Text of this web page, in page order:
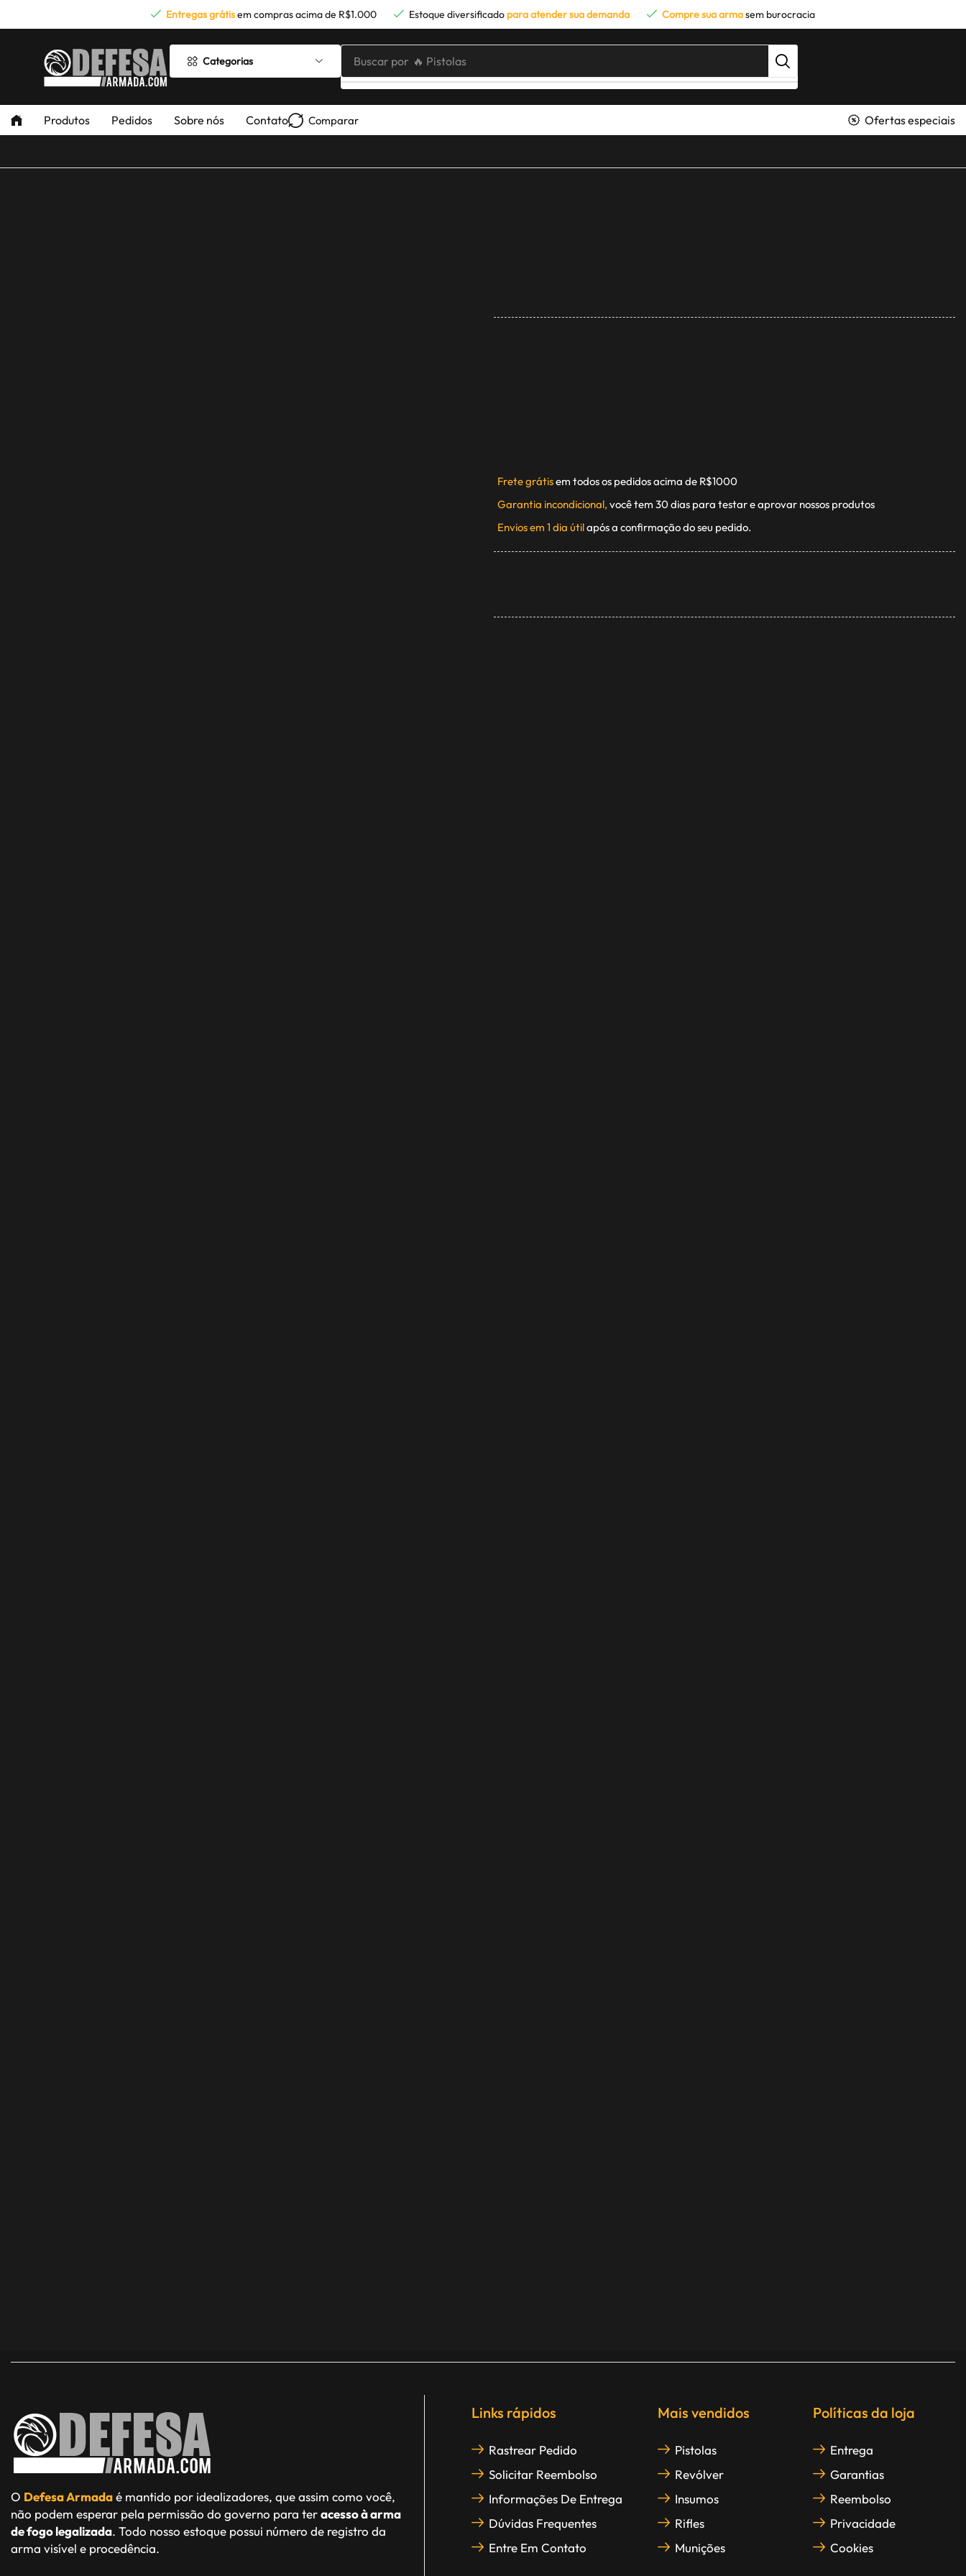
Entregas grátisem compras acima de R$1.000 Estoque diversificado para atender sua demanda Compre sua armasem burocracia
Categorias Buscar por 🔥 Pistolas
Produtos Pedidos Sobre nós Contato Comparar Ofertas especiais
Frete grátisem todos os pedidos acima de R$1000
Garantia incondicional, você tem 30 dias para testar e aprovar nossos produtos
Envios em 1 dia útilapós a confirmação do seu pedido.
O Defesa Armadaé mantido por idealizadores, que assim como você,
não podem esperar pela permissão do governo para teracesso à arma
de fogo legalizada. Todo nosso estoque possui número de registro da
arma visível e procedência.
Links rápidos
Rastrear Pedido
Solicitar Reembolso
Informações De Entrega
Dúvidas Frequentes
Entre Em Contato
Mais vendidos
Pistolas
Revólver
Insumos
Rifles
Munições
Políticas da loja
Entrega
Garantias
Reembolso
Privacidade
Cookies